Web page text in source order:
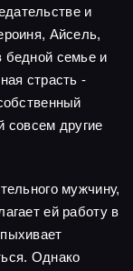
и
Айсель,
бедной семье и
страсть -
совсем другие
мужчину,
ей работу в
Однако